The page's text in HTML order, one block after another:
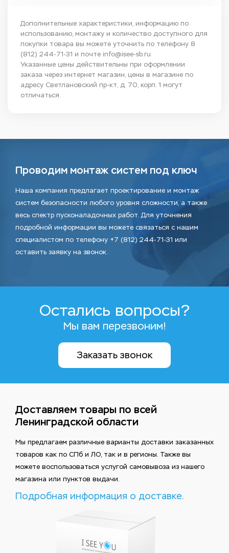
Дополнительные характеристики, информацию по
использованию, монтажу и количество доступного для
покупки товара вы можете уточнить по телефону 8
(812) 244-71-31 и почте info@isee-sb.ru
Указанные цены действительны при оформлении
заказа через интернет магазин, цены в магазине по
адресу Светлановский пр-кт, д. 70, корп. 1 могут
отличаться.
Проводим монтаж систем под ключ
Наша компания предлагает проектирование и монтаж
систем безопасности любого уровня сложности, а также
весь спектр пусконаладочных работ. Для уточнения
подробной информации вы можете связаться с нашим
специалистом по телефону +7 (812) 244-71-31 или
оставить заявку на звонок.
Остались вопросы?
Мы вам перезвоним!
Заказать звонок
Доставляем товары по всей
Ленинградской области
Мы предлагаем различные варианты доставки заказанных
товаров как по СПб и ЛО, так и в регионы. Также вы
можете воспользоваться услугой самовывоза из нашего
магазина или пунктов выдачи.
Подробная информация о доставке.